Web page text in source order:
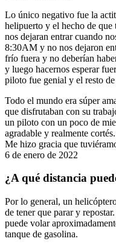
Lo único negativo fue la
helipuerto y el hecho de que
nos dejaran entrar cuando
8:30AM y no nos dejaron
frío fuera y no deberían
y luego hacernos esperar
piloto fue genial y el resto
Todo el mundo era súper
que disfrutaban con su
un piloto con un poco de
agradable y realmente
Me hizo gracia que
6 de enero de 2022
¿A qué distancia
Por lo general, un
de tener que parar y
puede volar
tanque de gasolina.